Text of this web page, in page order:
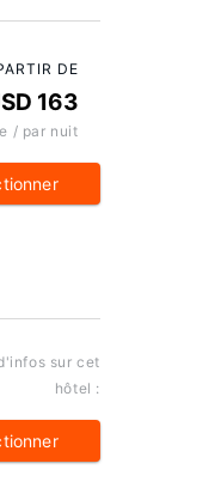
DE
163
/ par nuit
sur cet
hôtel :